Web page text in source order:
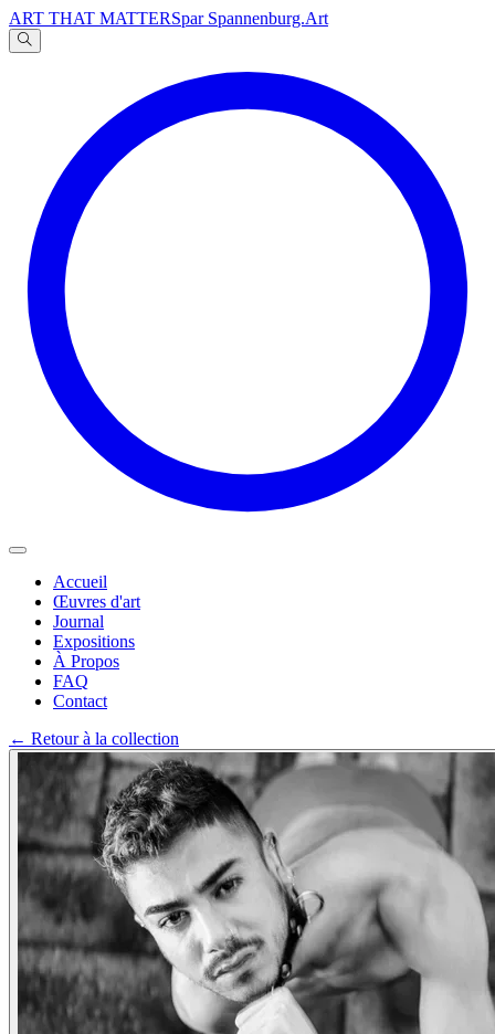
ART THAT MATTERSpar Spannenburg.Art
文
Accueil
Œuvres d'art
Journal
Expositions
À Propos
FAQ
Contact
← Retour à la collection